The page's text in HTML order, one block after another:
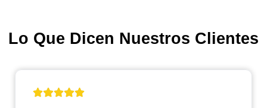
Lo Que Dicen Nuestros Clientes